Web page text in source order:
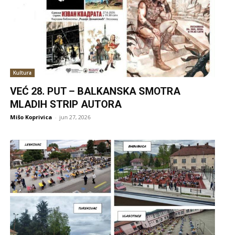
Kultura
VEĆ 28. PUT – BALKANSKA SMOTRA
MLADIH STRIP AUTORA
Mišo Koprivica - jun 27, 2026